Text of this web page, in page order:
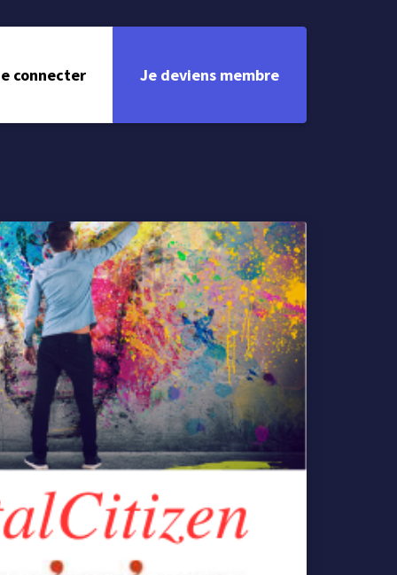
connecter Je deviens membre